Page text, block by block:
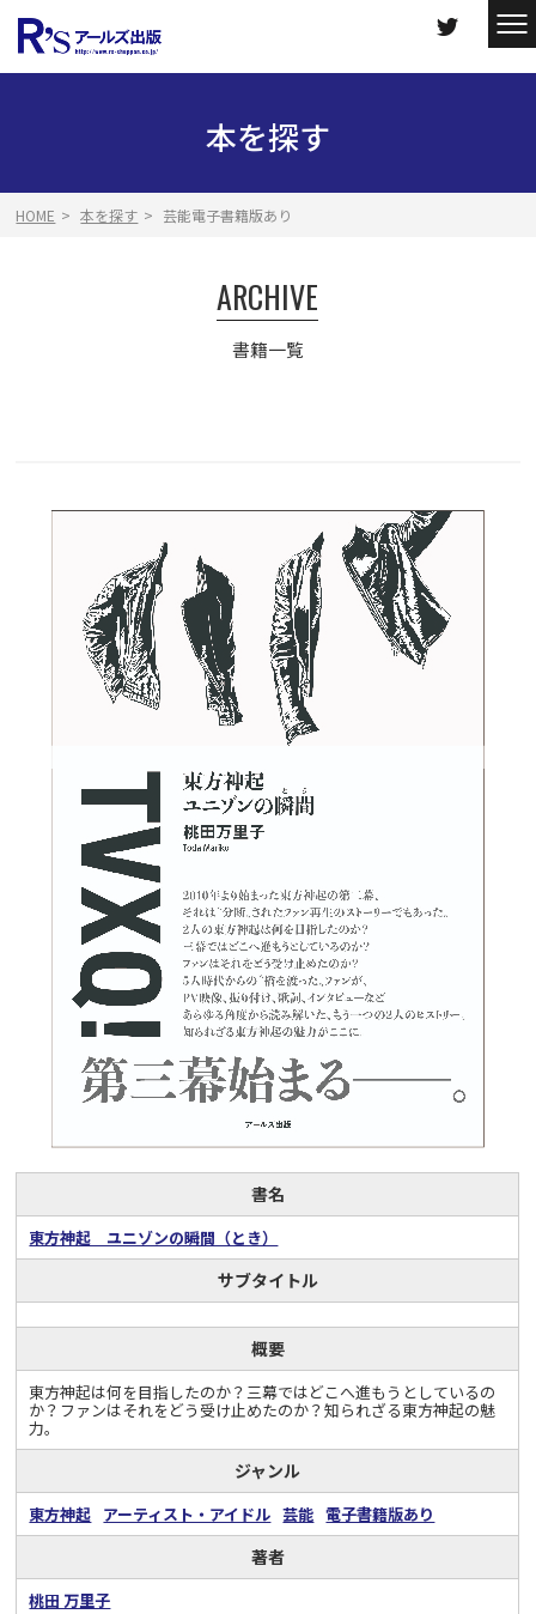
本を探す
HOME 本を探す 芸能電子書籍版あり
ARCHIVE
書籍一覧
書名
東方神起 ユニゾンの瞬間（とき）
サブタイトル
概要
東方神起は何を目指したのか？三幕ではどこへ進もうとしているの
か？ファンはそれをどう受け止めたのか？知られざる東方神起の魅
力。
ジャンル
東方神起 アーティスト・アイドル 芸能 電子書籍版あり
著者
桃田 万里子